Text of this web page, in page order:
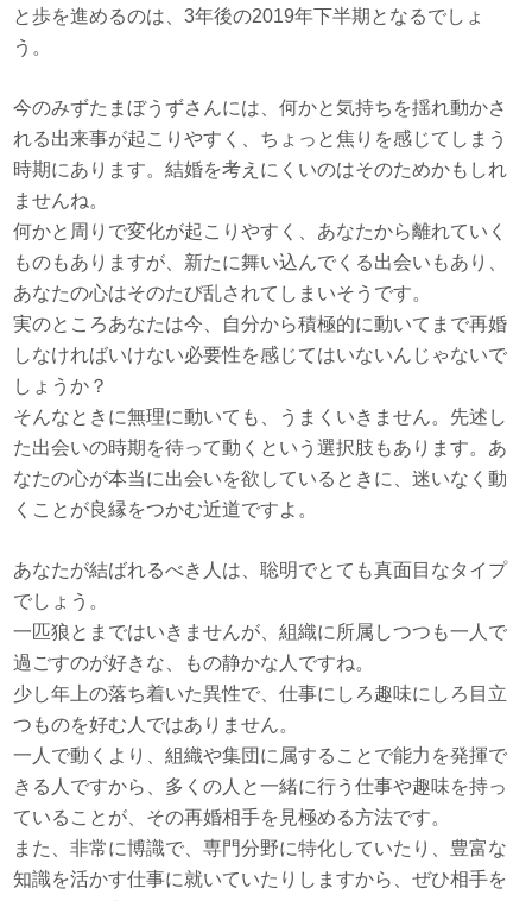
と歩を進めるのは、3年後の2019年下半期となるでしょ
う。
今のみずたまぼうずさんには、何かと気持ちを揺れ動かさ
れる出来事が起こりやすく、ちょっと焦りを感じてしまう
時期にあります。結婚を考えにくいのはそのためかもしれ
ませんね。
何かと周りで変化が起こりやすく、あなたから離れていく
ものもありますが、新たに舞い込んでくる出会いもあり、
あなたの心はそのたび乱されてしまいそうです。
実のところあなたは今、自分から積極的に動いてまで再婚
しなければいけない必要性を感じてはいないんじゃないで
しょうか？
そんなときに無理に動いても、うまくいきません。先述し
た出会いの時期を待って動くという選択肢もあります。あ
なたの心が本当に出会いを欲しているときに、迷いなく動
くことが良縁をつかむ近道ですよ。
あなたが結ばれるべき人は、聡明でとても真面目なタイプ
でしょう。
一匹狼とまではいきませんが、組織に所属しつつも一人で
過ごすのが好きな、もの静かな人ですね。
少し年上の落ち着いた異性で、仕事にしろ趣味にしろ目立
つものを好む人ではありません。
一人で動くより、組織や集団に属することで能力を発揮で
きる人ですから、多くの人と一緒に行う仕事や趣味を持っ
ていることが、その再婚相手を見極める方法です。
また、非常に博識で、専門分野に特化していたり、豊富な
知識を活かす仕事に就いていたりしますから、ぜひ相手を